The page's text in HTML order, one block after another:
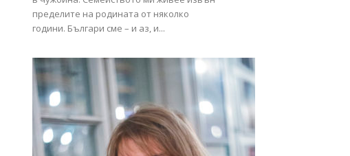
пределите на родината от няколко
години. Българи сме – и аз, и...